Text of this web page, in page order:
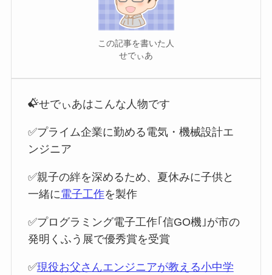
この記事を書いた人
せでぃあ
せでぃあはこんな人物です
✅プライム企業に勤める電気・機械設計エ
ンジニア
✅親子の絆を深めるため、夏休みに子供と
一緒に電子工作を製作
✅プログラミング電子工作｢信GO機｣が市の
発明くふう展で優秀賞を受賞
✅現役お父さんエンジニアが教える小中学